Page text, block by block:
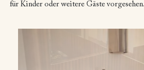
für Kinder oder weitere Gäste vorgesehen.